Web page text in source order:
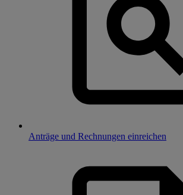
Anträge und Rechnungen einreichen